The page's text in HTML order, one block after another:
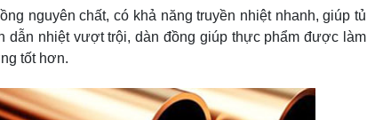
nguyên chất, có khả năng truyền nhiệt nhanh, giúp tủ
dẫn nhiệt vượt trội, dàn đồng giúp thực phẩm được làm
tốt hơn.